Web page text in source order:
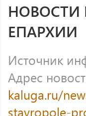
НОВОСТИ
ЕПАРХИИ
Источник
Адрес
kaluga.ru/
stavropole-